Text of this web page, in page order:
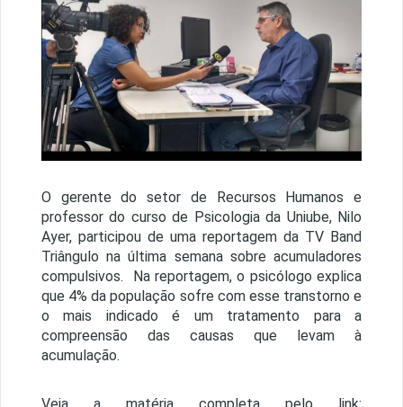
O gerente do setor de Recursos Humanos e
professor do curso de Psicologia da Uniube, Nilo
Ayer, participou de uma reportagem da TV Band
Triângulo na última semana sobre acumuladores
compulsivos. Na reportagem, o psicólogo explica
que 4% da população sofre com esse transtorno e
o mais indicado é um tratamento para a
compreensão das causas que levam à
acumulação.